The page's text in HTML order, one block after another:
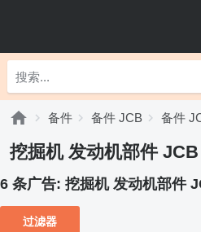
备件 备件 JCB 备件
挖掘机 发动机部件
6 条广告: 挖掘机 发动机部件
过滤器